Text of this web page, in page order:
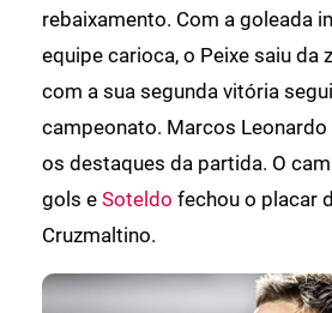
rebaixamento. Com a goleada
equipe carioca, o Peixe saiu da
com a sua segunda vitória
campeonato. Marcos
os destaques da partida. O
gols e Soteldo fechou o placar
Cruzmaltino.